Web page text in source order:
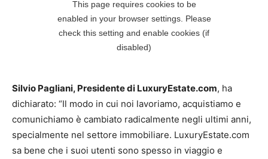
Silvio Pagliani, Presidente di LuxuryEstate.com, ha
dichiarato: “Il modo in cui noi lavoriamo, acquistiamo e
comunichiamo è cambiato radicalmente negli ultimi anni,
specialmente nel settore immobiliare. LuxuryEstate.com
sa bene che i suoi utenti sono spesso in viaggio e